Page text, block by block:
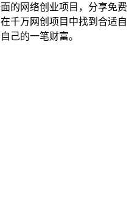
的网络创业项目，分享免费
千万网创项目中找到合适自
己的一笔财富。